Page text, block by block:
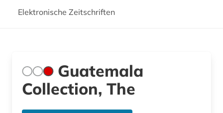
Elektronische Zeitschriften
Guatemala
Collection, The